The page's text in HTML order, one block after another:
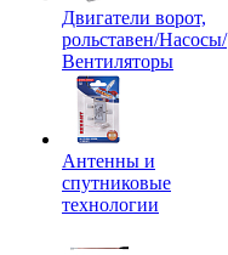
Двигатели ворот,
рольставен/Насосы/
Вентиляторы
Антенны и
спутниковые
технологии